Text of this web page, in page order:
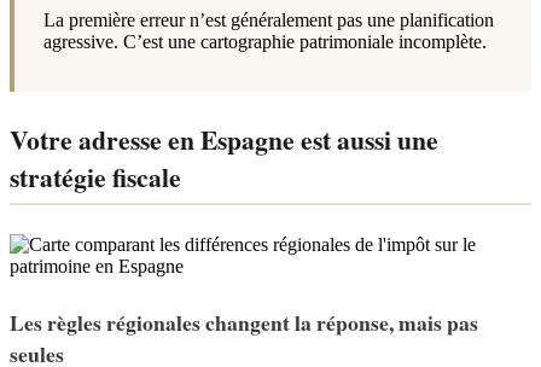
La première erreur n’est généralement pas une planification
agressive. C’est une cartographie patrimoniale incomplète.
Votre adresse en Espagne est aussi une
stratégie fiscale
Les règles régionales changent la réponse, mais pas
seules